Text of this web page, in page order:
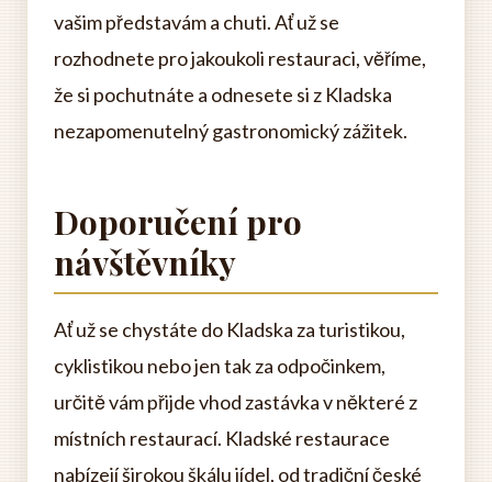
vašim představám a chuti. Ať už se
rozhodnete pro jakoukoli restauraci, věříme,
že si pochutnáte a odnesete si z Kladska
nezapomenutelný gastronomický zážitek.
Doporučení pro
návštěvníky
Ať už se chystáte do Kladska za turistikou,
cyklistikou nebo jen tak za odpočinkem,
určitě vám přijde vhod zastávka v některé z
místních restaurací. Kladské restaurace
nabízejí širokou škálu jídel, od tradiční české